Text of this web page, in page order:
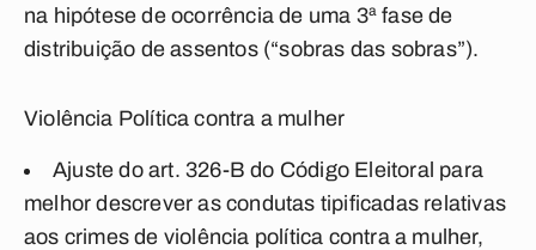
na hipótese de ocorrência de uma 3ª fase de
distribuição de assentos (“sobras das sobras”).
Violência Política contra a mulher
Ajuste do art. 326-B do Código Eleitoral para
melhor descrever as condutas tipificadas relativas
aos crimes de violência política contra a mulher,